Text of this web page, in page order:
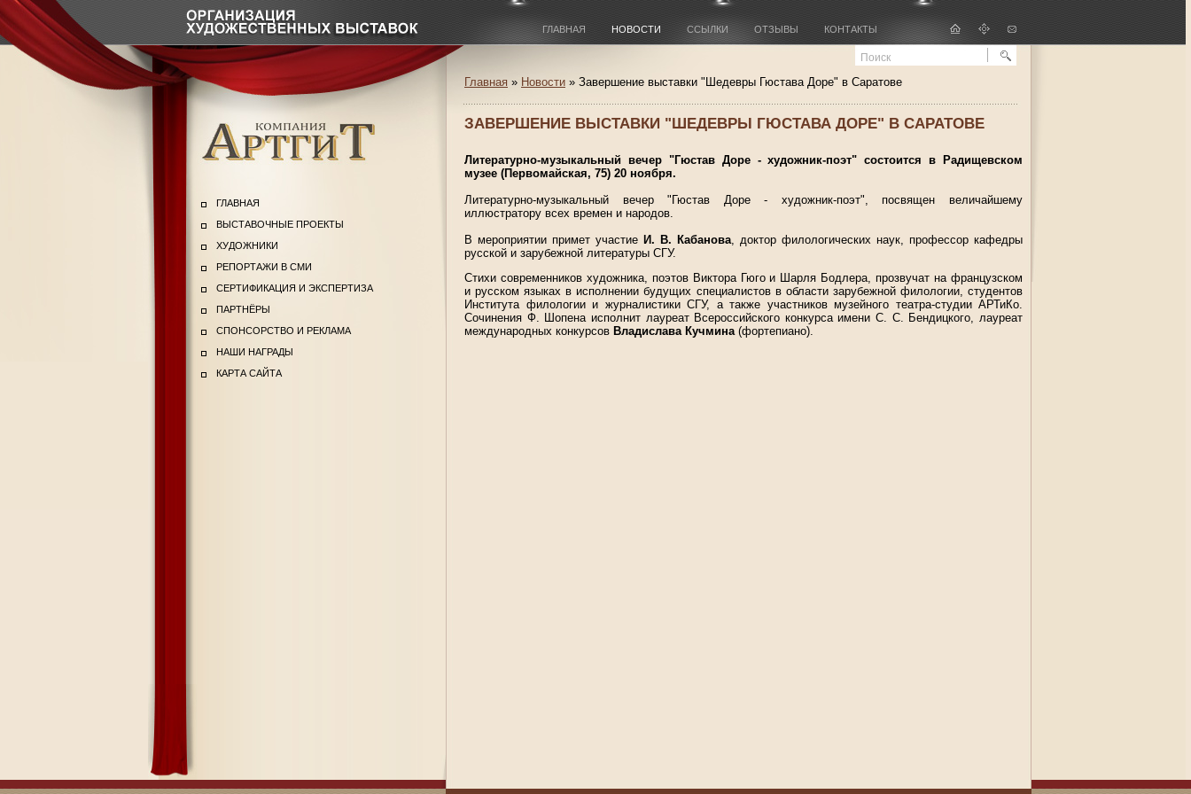
ГЛАВНАЯ НОВОСТИ ССЫЛКИ ОТЗЫВЫ КОНТАКТЫ
ГЛАВНАЯ
ВЫСТАВОЧНЫЕ ПРОЕКТЫ
ХУДОЖНИКИ
РЕПОРТАЖИ В СМИ
СЕРТИФИКАЦИЯ И ЭКСПЕРТИЗА
ПАРТНЁРЫ
СПОНСОРСТВО И РЕКЛАМА
НАШИ НАГРАДЫ
КАРТА САЙТА
Главная » Новости » Завершение выставки "Шедевры Гюстава Доре" в Саратове
ЗАВЕРШЕНИЕ ВЫСТАВКИ "ШЕДЕВРЫ ГЮСТАВА ДОРЕ" В САРАТОВЕ
Литературно-музыкальный вечер "Гюстав Доре - художник-поэт" состоится в Радищевском
музее (Первомайская, 75) 20 ноября.
Литературно-музыкальный вечер "Гюстав Доре - художник-поэт", посвящен величайшему
иллюстратору всех времен и народов.
В мероприятии примет участие И. В. Кабанова, доктор филологических наук, профессор кафедры
русской и зарубежной литературы СГУ.
Стихи современников художника, поэтов Виктора Гюго и Шарля Бодлера, прозвучат на французском
и русском языках в исполнении будущих специалистов в области зарубежной филологии, студентов
Института филологии и журналистики СГУ, а также участников музейного театра-студии АРТиКо.
Сочинения Ф. Шопена исполнит лауреат Всероссийского конкурса имени С. С. Бендицкого, лауреат
международных конкурсов Владислава Кучмина(фортепиано).